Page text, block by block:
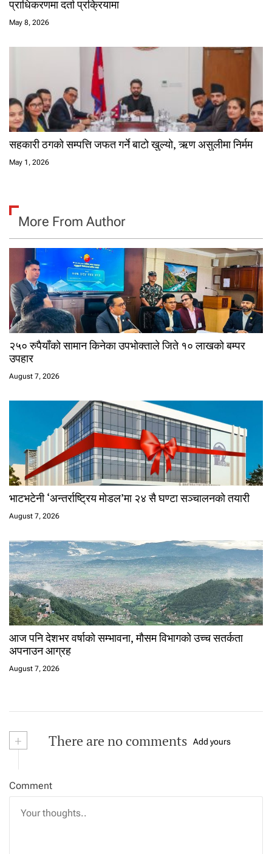
प्राधिकरणमा दर्ता प्रक्रियामा
May 8, 2026
सहकारी ठगको सम्पत्ति जफत गर्ने बाटो खुल्यो, ऋण असुलीमा निर्मम
May 1, 2026
More From Author
२५० रुपैयाँको सामान किनेका उपभोक्ताले जिते १० लाखको बम्पर
उपहार
August 7, 2026
भाटभटेनी ‘अन्तर्राष्ट्रिय मोडल’मा २४ सै घण्टा सञ्चालनको तयारी
August 7, 2026
आज पनि देशभर वर्षाको सम्भावना, मौसम विभागको उच्च सतर्कता
अपनाउन आग्रह
August 7, 2026
+ There are no comments Add yours
Comment